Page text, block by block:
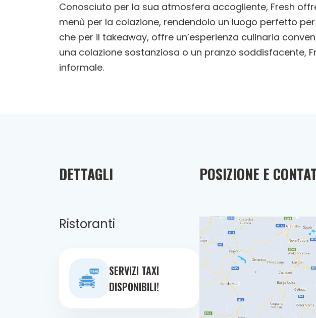
Conosciuto per la sua atmosfera accogliente, Fresh
menù per la colazione, rendendolo un luogo perfetto
che per il takeaway, offre un’esperienza culinaria
una colazione sostanziosa o un pranzo soddisfacente,
informale.
DETTAGLI
Ristoranti
SERVIZI TAXI
DISPONIBILI!
POSIZIONE E